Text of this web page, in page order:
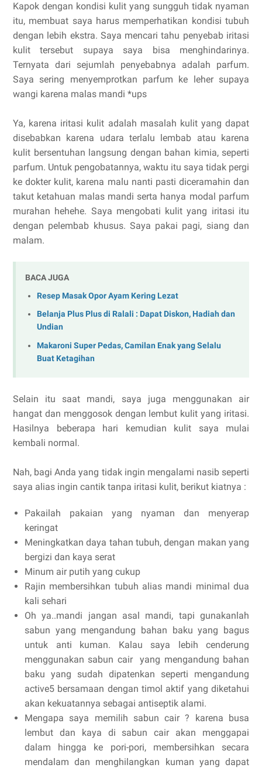
Kapok dengan kondisi kulit yang sungguh tidak nyaman
itu, membuat saya harus memperhatikan kondisi tubuh
dengan lebih ekstra. Saya mencari tahu penyebab iritasi
kulit tersebut supaya saya bisa menghindarinya.
Ternyata dari sejumlah penyebabnya adalah parfum.
Saya sering menyemprotkan parfum ke leher supaya
wangi karena malas mandi *ups
Ya, karena iritasi kulit adalah masalah kulit yang dapat
disebabkan karena udara terlalu lembab atau karena
kulit bersentuhan langsung dengan bahan kimia, seperti
parfum. Untuk pengobatannya, waktu itu saya tidak pergi
ke dokter kulit, karena malu nanti pasti diceramahin dan
takut ketahuan malas mandi serta hanya modal parfum
murahan hehehe. Saya mengobati kulit yang iritasi itu
dengan pelembab khusus. Saya pakai pagi, siang dan
malam.
BACA JUGA
Resep Masak Opor Ayam Kering Lezat
Belanja Plus Plus di Ralali : Dapat Diskon, Hadiah dan
Undian
Makaroni Super Pedas, Camilan Enak yang Selalu
Buat Ketagihan
Selain itu saat mandi, saya juga menggunakan air
hangat dan menggosok dengan lembut kulit yang iritasi.
Hasilnya beberapa hari kemudian kulit saya mulai
kembali normal.
Nah, bagi Anda yang tidak ingin mengalami nasib seperti
saya alias ingin cantik tanpa iritasi kulit, berikut kiatnya :
Pakailah pakaian yang nyaman dan menyerap
keringat
Meningkatkan daya tahan tubuh, dengan makan yang
bergizi dan kaya serat
Minum air putih yang cukup
Rajin membersihkan tubuh alias mandi minimal dua
kali sehari
Oh ya..mandi jangan asal mandi, tapi gunakanlah
sabun yang mengandung bahan baku yang bagus
untuk anti kuman. Kalau saya lebih cenderung
menggunakan sabun cair yang mengandung bahan
baku yang sudah dipatenkan seperti mengandung
active5 bersamaan dengan timol aktif yang diketahui
akan kekuatannya sebagai antiseptik alami.
Mengapa saya memilih sabun cair ? karena busa
lembut dan kaya di sabun cair akan menggapai
dalam hingga ke pori-pori, membersihkan secara
mendalam dan menghilangkan kuman yang dapat